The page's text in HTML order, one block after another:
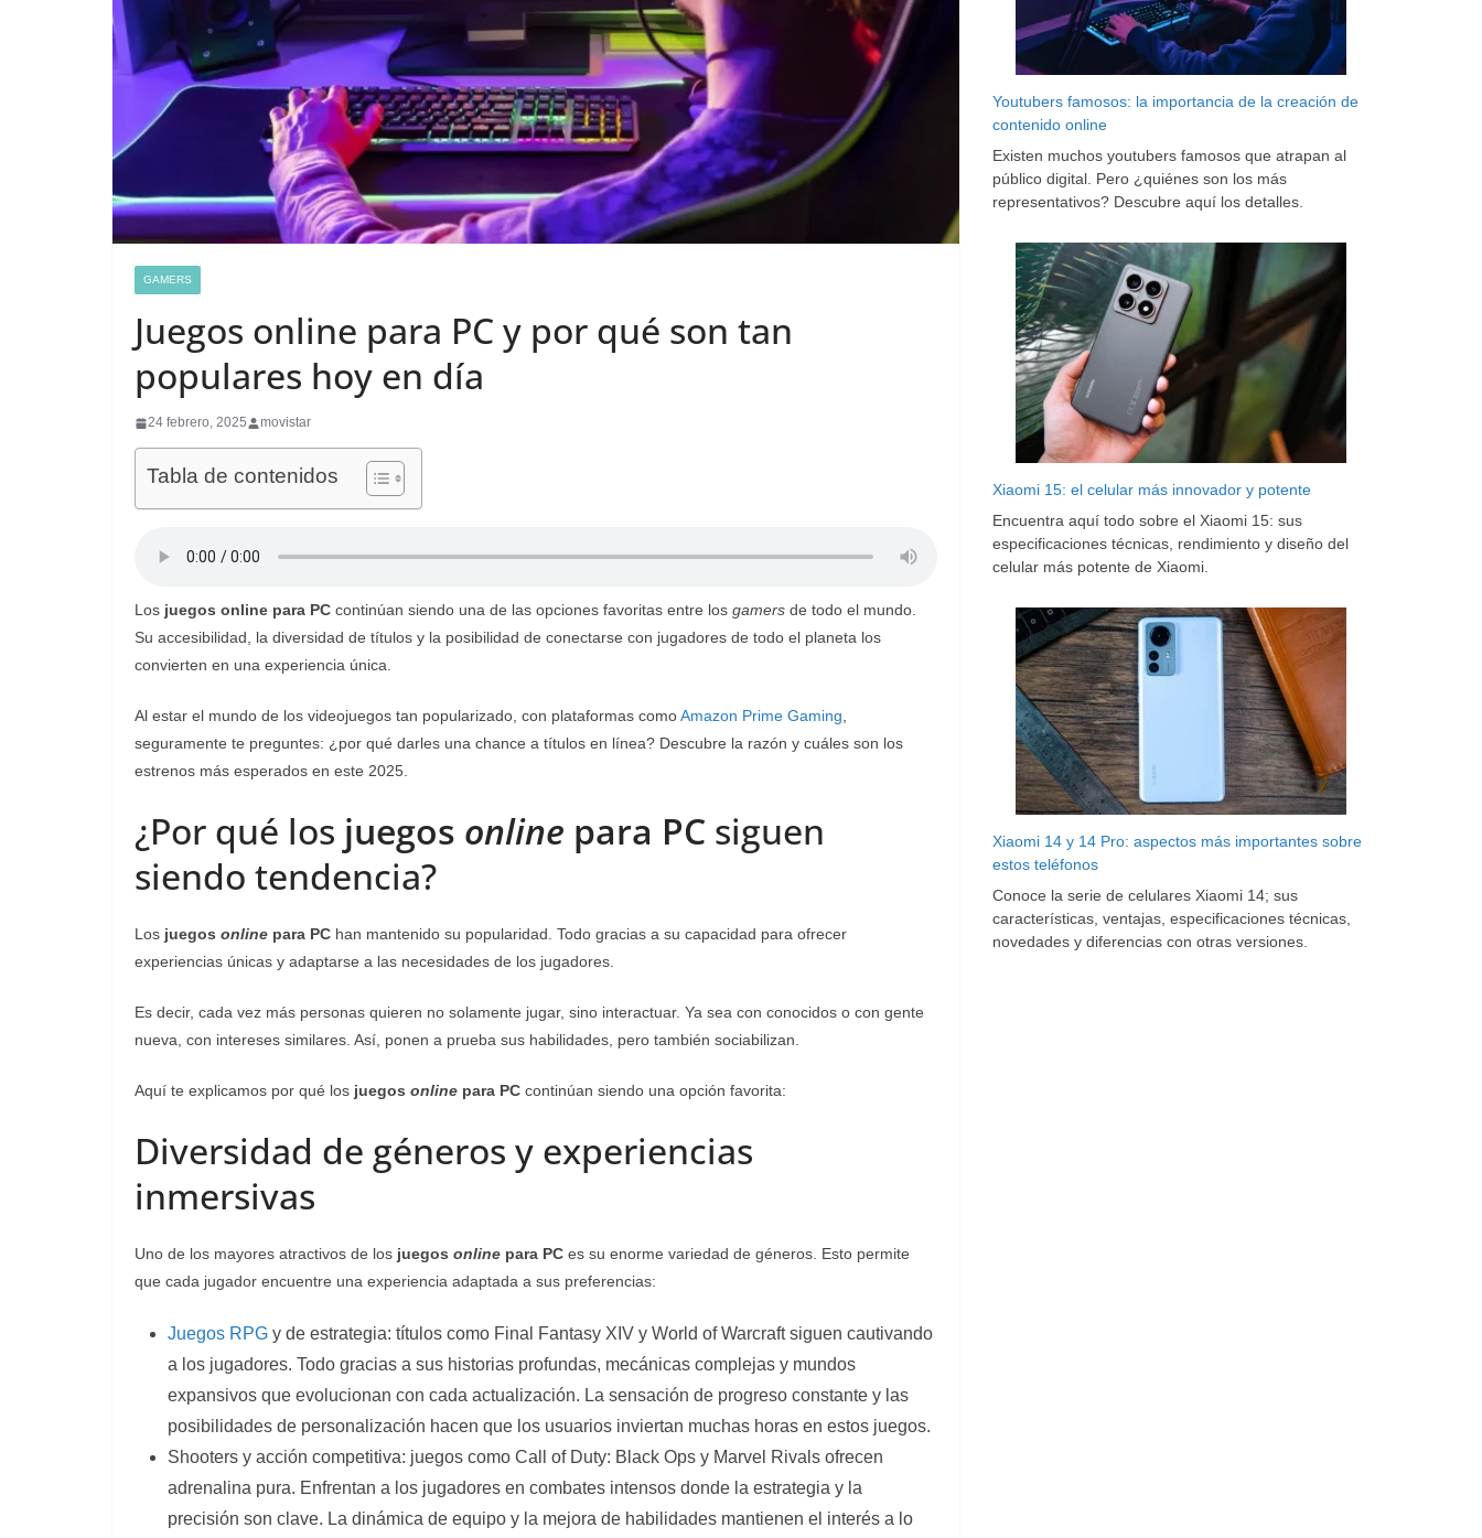
GAMERS
Juegos online para PC y por qué son tan
populares hoy en día
24 febrero, 2025 movistar
Tabla de contenidos
Los juegos online para PC continúan siendo una de las opciones favoritas entre los gamers de todo el mundo.
Su accesibilidad, la diversidad de títulos y la posibilidad de conectarse con jugadores de todo el planeta los
convierten en una experiencia única.
Al estar el mundo de los videojuegos tan popularizado, con plataformas comoAmazon Prime Gaming
seguramente te preguntes: ¿por qué darles una chance a títulos en línea? Descubre la razón y cuáles son los
estrenos más esperados en este 2025.
¿Por qué los juegos online para PC siguen
siendo tendencia?
Los juegos online para PC han mantenido su popularidad. Todo gracias a su capacidad para ofrecer
experiencias únicas y adaptarse a las necesidades de los jugadores.
Es decir, cada vez más personas quieren no solamente jugar, sino interactuar. Ya sea con conocidos o con gente
nueva, con intereses similares. Así, ponen a prueba sus habilidades, pero también sociabilizan.
Aquí te explicamos por qué los juegos online para PC continúan siendo una opción favorita:
Diversidad de géneros y experiencias
inmersivas
Uno de los mayores atractivos de los juegos online para PC es su enorme variedad de géneros. Esto permite
que cada jugador encuentre una experiencia adaptada a sus preferencias:
Juegos RPG y de estrategia: títulos como Final Fantasy XIV y World of Warcraft siguen cautivando
a los jugadores. Todo gracias a sus historias profundas, mecánicas complejas y mundos
expansivos que evolucionan con cada actualización. La sensación de progreso constante y las
posibilidades de personalización hacen que los usuarios inviertan muchas horas en estos juegos.
Shooters y acción competitiva: juegos como Call of Duty: Black Ops y Marvel Rivals ofrecen
adrenalina pura. Enfrentan a los jugadores en combates intensos donde la estrategia y la
precisión son clave. La dinámica de equipo y la mejora de habilidades mantienen el interés a lo
Youtubers famosos: la importancia de la creación de
contenido online
Existen muchos youtubers famosos que atrapan al
público digital. Pero ¿quiénes son los más
representativos? Descubre aquí los detalles.
Xiaomi 15: el celular más innovador y potente
Encuentra aquí todo sobre el Xiaomi 15: sus
especificaciones técnicas, rendimiento y diseño del
celular más potente de Xiaomi.
Xiaomi 14 y 14 Pro: aspectos más importantes sobre
estos teléfonos
Conoce la serie de celulares Xiaomi 14; sus
características, ventajas, especificaciones técnicas,
novedades y diferencias con otras versiones.